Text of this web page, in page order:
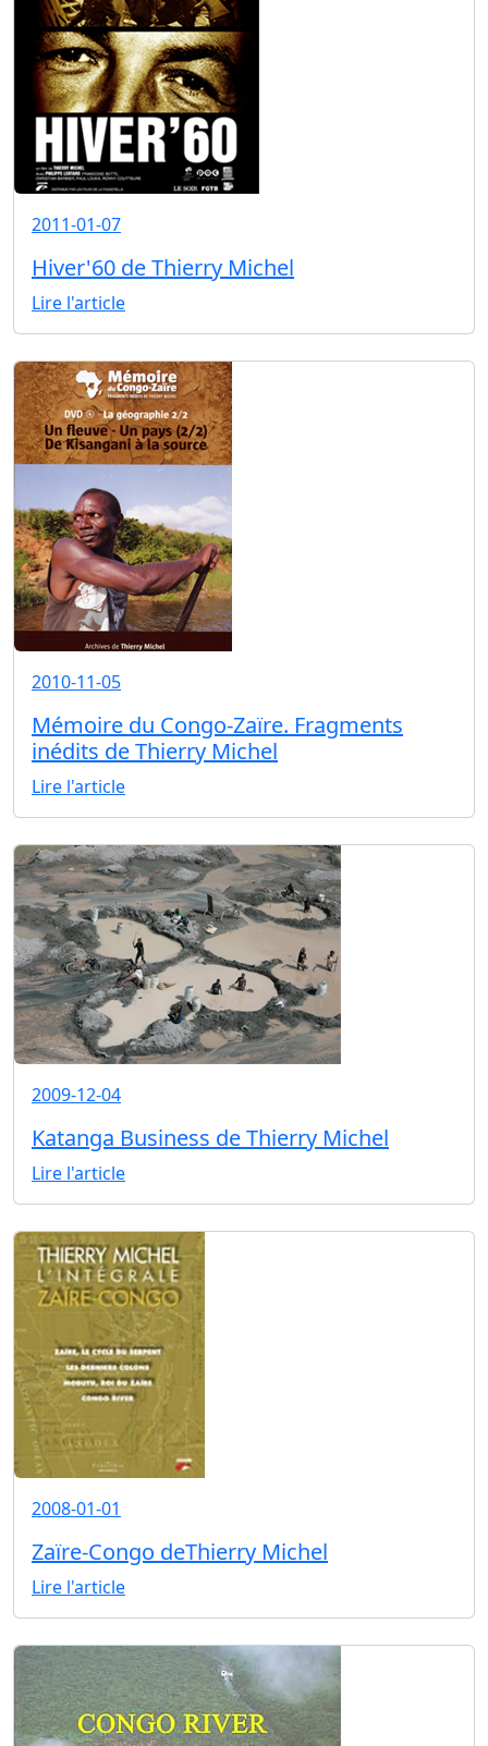
2011-01-07
Hiver'60 de Thierry Michel
Lire l'article
2010-11-05
Mémoire du Congo-Zaïre. Fragments
inédits de Thierry Michel
Lire l'article
2009-12-04
Katanga Business de Thierry Michel
Lire l'article
2008-01-01
Zaïre-Congo deThierry Michel
Lire l'article